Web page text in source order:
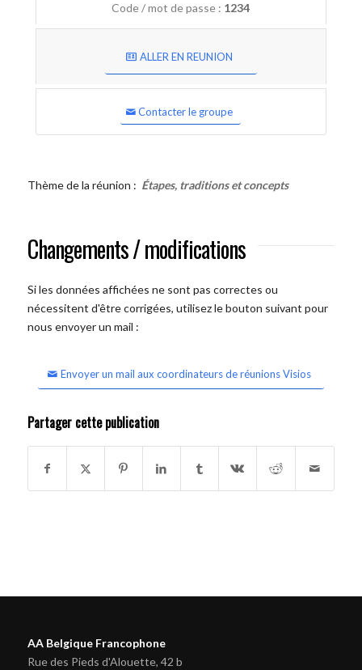
Code / mot de passe : 1234
ALLER EN REUNION
Contacter le groupe
Thème de la réunion : Étapes, traditions et concepts
Changements / modifications
Si les données affichées ne sont pas correctes ou
nécessitent d'être corrigées, utilisez le bouton suivant pour
nous envoyer un mail :
Envoyer un mail aux coordinateurs de réunions Visios
Partager cette publication
AA Belgique Francophone
Rue des Pieds d'Alouette, 42 b